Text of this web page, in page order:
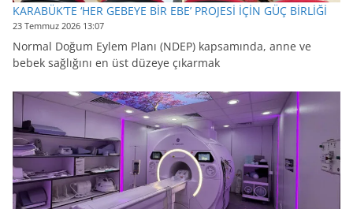
KARABÜK’TE ‘HER GEBEYE BİR EBE’ PROJESİ İÇİN GÜÇ BİRLİĞİ
23 Temmuz 2026 13:07
Normal Doğum Eylem Planı (NDEP) kapsamında, anne ve
bebek sağlığını en üst düzeye çıkarmak